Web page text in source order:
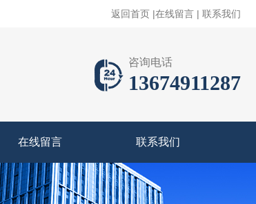
返回首页 |在线留言 | 联系我们
咨询电话
13674911287
在线留言 联系我们